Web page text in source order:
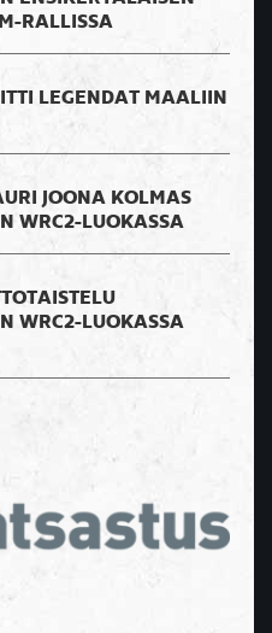
RALLISSA
LEGENDAT MAALIIN
JOONA KOLMAS
WRC2-LUOKASSA
WRC2-LUOKASSA